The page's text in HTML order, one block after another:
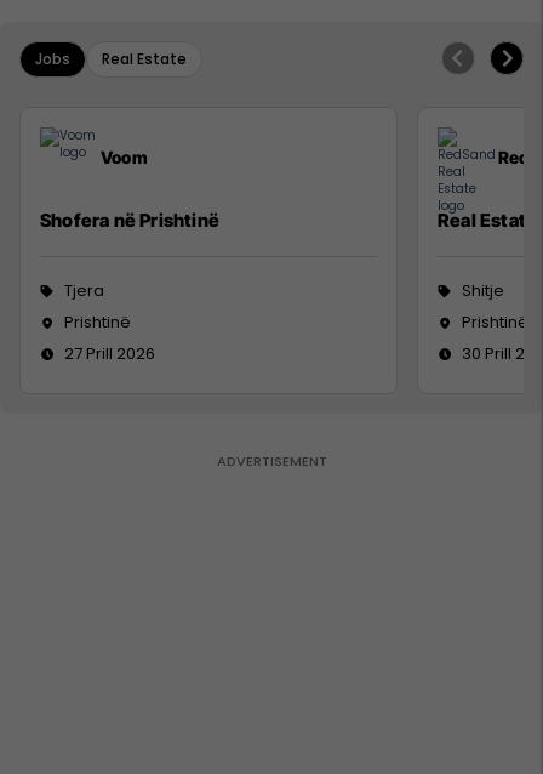
Jobs Real Estate
Voom
Shofera në Prishtinë
Tjera
Prishtinë
27 Prill 2026
Real Estate
Shitje
Prishtinë
30 Prill